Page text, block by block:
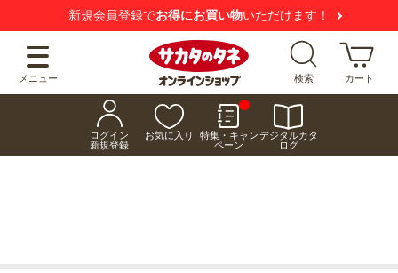
新規会員登録でお得にお買い物いただけます！
メニュー 検索 カート
ログイン
新規登録
お気に入り
特集・キャン
ペーン
デジタルカタ
ログ